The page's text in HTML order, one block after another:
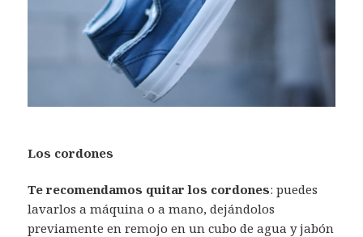
Los cordones
Te recomendamos quitar los cordones: puedes
lavarlos a máquina o a mano, dejándolos
previamente en remojo en un cubo de agua y jabón